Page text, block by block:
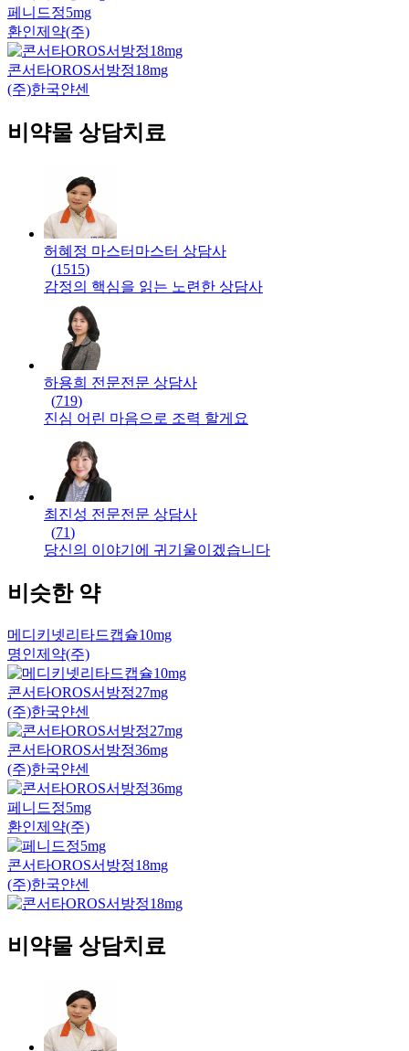
페니드정5mg
환인제약(주)
콘서타OROS서방정18mg
(주)한국얀센
비약물 상담치료
허혜정 마스터 마스터 상담사
(1515)
감정의 핵심을 읽는 노련한 상담사
하용희 전문전문 상담사
(719)
진심 어린 마음으로 조력 할게요
최진성 전문전문 상담사
(71)
당신의 이야기에 귀기울이겠습니다
비슷한 약
메디키넷리타드캡슐10mg
명인제약(주)
콘서타OROS서방정27mg
(주)한국얀센
콘서타OROS서방정36mg
(주)한국얀센
페니드정5mg
환인제약(주)
콘서타OROS서방정18mg
(주)한국얀센
비약물 상담치료